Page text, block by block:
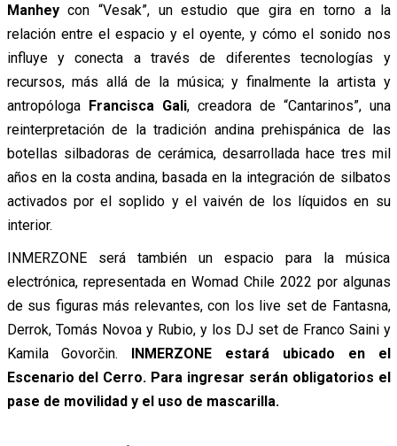
Manheycon “Vesak”, un estudio que gira en torno a la
relación entre el espacio y el oyente, y cómo el sonido nos
influye y conecta a través de diferentes tecnologías y
recursos, más allá de la música; y finalmente la artista y
antropóloga Francisca Gali, creadora de “Cantarinos”, una
reinterpretación de la tradición andina prehispánica de las
botellas silbadoras de cerámica, desarrollada hace tres mil
años en la costa andina, basada en la integración de silbatos
activados por el soplido y el vaivén de los líquidos en su
interior.
INMERZONE será también un espacio para la música
electrónica, representada en Womad Chile 2022 por algunas
de sus figuras más relevantes, con los live set de Fantasna,
Derrok, Tomás Novoa y Rubio, y los DJ set de Franco Saini y
Kamila Govorčin. INMERZONE estará ubicado en el
Escenario del Cerro. Para ingresar serán obligatorios el
pase de movilidad y el uso de mascarilla.